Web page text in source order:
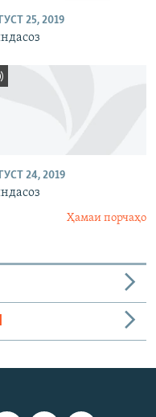
25, 2019
24, 2019
Ҳамаи порчаҳо